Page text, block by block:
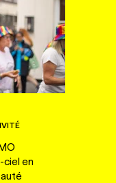
ciel en